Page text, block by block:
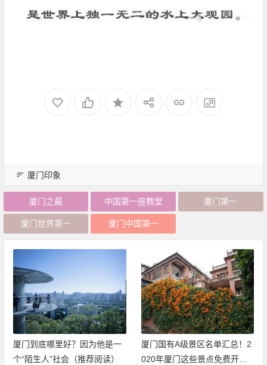
厦门印象
厦门之最 中国第一座教堂 厦门第一
厦门世界第一 厦门中国第一
厦门到底哪里好？因为他是一
个“陌生人”社会（推荐阅读）
厦门国有A级景区名单汇总！2
020年厦门这些景点免费开放